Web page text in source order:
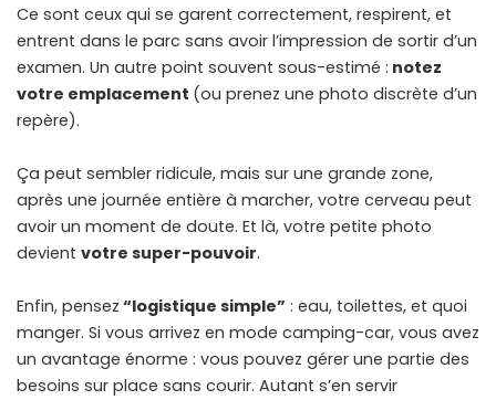
Ce sont ceux qui se garent correctement, respirent, et
entrent dans le parc sans avoir l’impression de sortir d’un
examen. Un autre point souvent sous-estimé : notez
votre emplacement (ou prenez une photo discrète d’un
repère).
Ça peut sembler ridicule, mais sur une grande zone,
après une journée entière à marcher, votre cerveau peut
avoir un moment de doute. Et là, votre petite photo
devient votre super-pouvoir.
Enfin, pensez “logistique simple” : eau, toilettes, et quoi
manger. Si vous arrivez en mode camping-car, vous avez
un avantage énorme : vous pouvez gérer une partie des
besoins sur place sans courir. Autant s’en servir